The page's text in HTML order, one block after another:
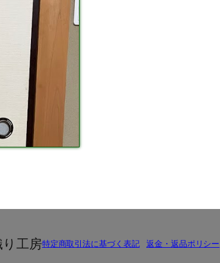
工房特定商取引法に基づく表記 返金・返品ポリシー